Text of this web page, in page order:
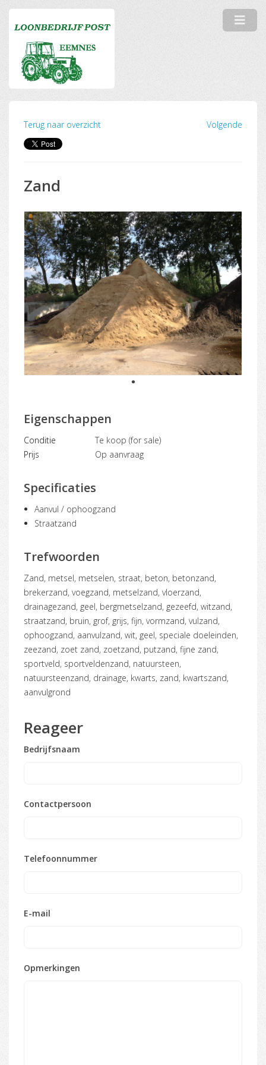
Terug naar overzicht Volgende
Zand
1
Eigenschappen
Conditie
Te koop (for sale)
Prijs
Op aanvraag
Specificaties
Aanvul / ophoogzand
Straatzand
Trefwoorden
zand, metsel, metselen, straat, beton, betonzand,
brekerzand, voegzand, metselzand, vloerzand,
drainagezand, geel, bergmetselzand, gezeefd, witzand,
straatzand, bruin, grof, grijs, fijn, vormzand, vulzand,
ophoogzand, aanvulzand, wit, geel, speciale doeleinden,
zeezand, zoet zand, zoetzand, putzand, fijne zand,
sportveld, sportveldenzand, natuursteen,
natuursteenzand, drainage, kwarts, zand, kwartszand,
aanvulgrond
Reageer
Bedrijfsnaam
Contactpersoon
Telefoonnummer
E-mail
Opmerkingen